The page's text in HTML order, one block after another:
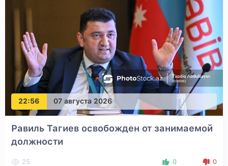
22:56 07 августа 2026
Равиль Тагиев освобожден от занимаемой
должности
25 0 0